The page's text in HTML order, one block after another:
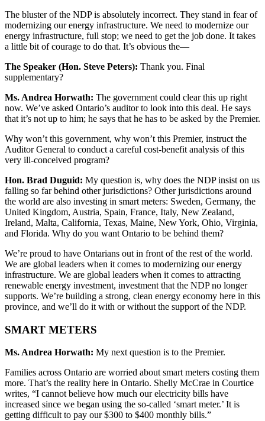
The bluster of the NDP is absolutely incorrect. They stand in fear of
modernizing our energy infrastructure. We need to modernize our
energy infrastructure, full stop; we need to get the job done. It takes
a little bit of courage to do that. It’s obvious the—
The Speaker (Hon. Steve Peters): Thank you. Final
supplementary?
Ms. Andrea Horwath: The government could clear this up right
now. We’ve asked Ontario’s auditor to look into this deal. He says
that it’s not up to him; he says that he has to be asked by the Premier.
Why won’t this government, why won’t this Premier, instruct the
Auditor General to conduct a careful cost-benefit analysis of this
very ill-conceived program?
Hon. Brad Duguid: My question is, why does the NDP insist on us
falling so far behind other jurisdictions? Other jurisdictions around
the world are also investing in smart meters: Sweden, Germany, the
United Kingdom, Austria, Spain, France, Italy, New Zealand,
Ireland, Malta, California, Texas, Maine, New York, Ohio, Virginia,
and Florida. Why do you want Ontario to be behind them?
We’re proud to have Ontarians out in front of the rest of the world.
We are global leaders when it comes to modernizing our energy
infrastructure. We are global leaders when it comes to attracting
renewable energy investment, investment that the NDP no longer
supports. We’re building a strong, clean energy economy here in this
province, and we’ll do it with or without the support of the NDP.
SMART METERS
Ms. Andrea Horwath: My next question is to the Premier.
Families across Ontario are worried about smart meters costing them
more. That’s the reality here in Ontario. Shelly McCrae in Courtice
writes, “I cannot believe how much our electricity bills have
increased since we began using the so-called ‘smart meter.’ It is
getting difficult to pay our $300 to $400 monthly bills.”